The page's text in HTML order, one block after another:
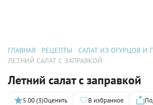
ГЛАВНАЯ РЕЦЕПТЫ
САЛАТ ИЗ ОГУРЦОВ И
ЛЕТНИЙ САЛАТ С ЗАПРАВКОЙ
Летний салат с заправкой
5.00 (3)Оценить В избранное